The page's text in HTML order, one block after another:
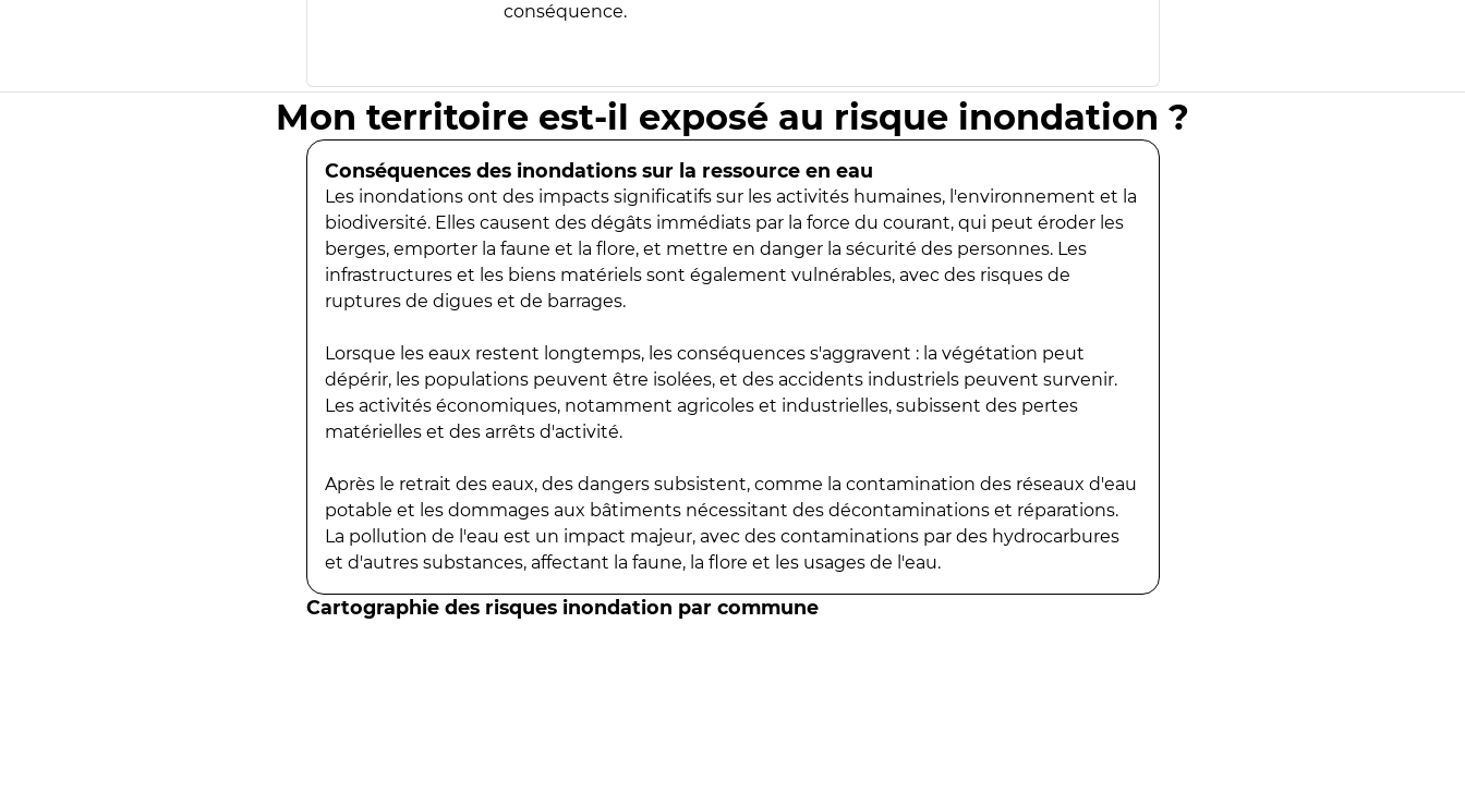
conséquence.
Mon territoire est-il exposé au risque inondation ?
Conséquences des inondations sur la ressource en eau
Les inondations ont des impacts significatifs sur les activités humaines, l'environnement et la
biodiversité. Elles causent des dégâts immédiats par la force du courant, qui peut éroder les
berges, emporter la faune et la flore, et mettre en danger la sécurité des personnes. Les
infrastructures et les biens matériels sont également vulnérables, avec des risques de
ruptures de digues et de barrages.
Lorsque les eaux restent longtemps, les conséquences s'aggravent : la végétation peut
dépérir, les populations peuvent être isolées, et des accidents industriels peuvent survenir.
Les activités économiques, notamment agricoles et industrielles, subissent des pertes
matérielles et des arrêts d'activité.
Après le retrait des eaux, des dangers subsistent, comme la contamination des réseaux d'eau
potable et les dommages aux bâtiments nécessitant des décontaminations et réparations.
La pollution de l'eau est un impact majeur, avec des contaminations par des hydrocarbures
et d'autres substances, affectant la faune, la flore et les usages de l'eau.
Cartographie des risques inondation par commune